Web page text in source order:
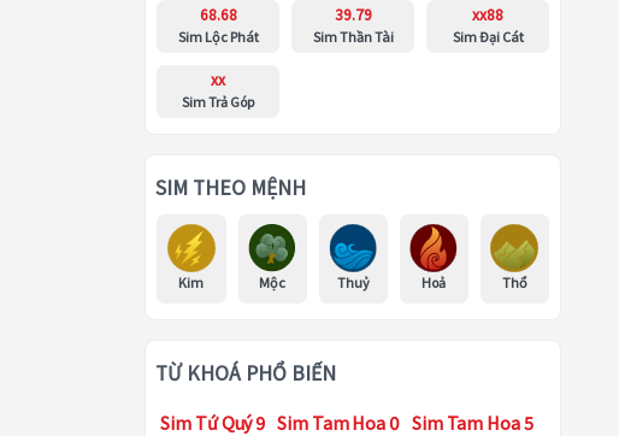
68.68
Sim Lộc Phát
39.79
Sim Thần Tài
xx88
Sim Đại Cát
xx
Sim Trả Góp
SIM THEO MỆNH
Kim Mộc Thuỷ Hoả Thổ
TỪ KHOÁ PHỔ BIẾN
Sim Tứ Quý 9 Sim Tam Hoa 0 Sim Tam Hoa 5